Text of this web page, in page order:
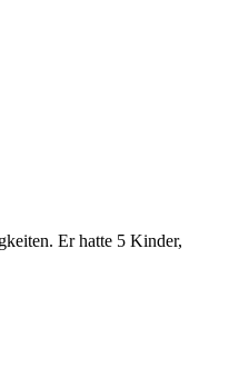
Er hatte 5 Kinder,